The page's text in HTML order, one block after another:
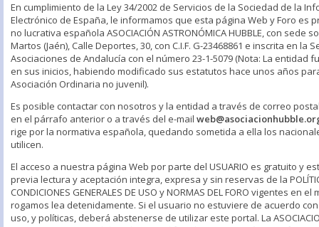
En cumplimiento de la Ley 34/2002 de Servicios de la Sociedad de la
Electrónico de España, le informamos que esta página Web y Foro es
no lucrativa española ASOCIACIÓN ASTRONÓMICA HUBBLE, con sede
Martos (Jaén), Calle Deportes, 30, con C.I.F. G-23468861 e inscrita en la
Asociaciones de Andalucía con el número 23-1-5079 (Nota: La entidad
en sus inicios, habiendo modificado sus estatutos hace unos años
Asociación Ordinaria no juvenil).
Es posible contactar con nosotros y la entidad a través de correo
en el párrafo anterior o a través del e-mail
rige por la normativa española, quedando sometida a ella los
utilicen.
El acceso a nuestra página Web por parte del USUARIO es gratuito y
previa lectura y aceptación integra, expresa y sin reservas de la
CONDICIONES GENERALES DE USO y NORMAS DEL FORO vigentes en
rogamos lea detenidamente. Si el usuario no estuviere de acuerdo
uso, y políticas, deberá abstenerse de utilizar este portal. La